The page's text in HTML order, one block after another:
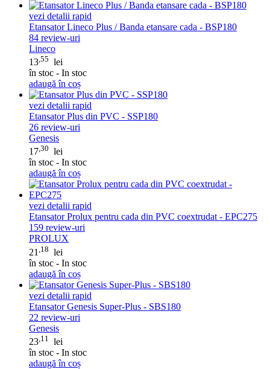
vezi detalii rapid
Etansator Lineco Plus / Banda etansare cada - BSP180
84 review-uri
Lineco
13 ,55 lei
în stoc - In stoc
adaugă în coș
vezi detalii rapid
Etansator Plus din PVC - SSP180
26 review-uri
Genesis
17 ,30 lei
în stoc - In stoc
adaugă în coș
vezi detalii rapid
Etansator Prolux pentru cada din PVC coextrudat - EPC275
159 review-uri
PROLUX
21 ,18 lei
în stoc - In stoc
adaugă în coș
vezi detalii rapid
Etansator Genesis Super-Plus - SBS180
22 review-uri
Genesis
23 ,11
lei
în stoc - In stoc
adaugă în coș